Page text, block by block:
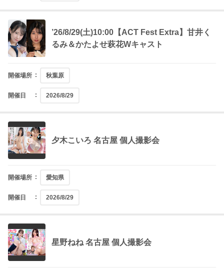
’26/8/29(土)10:00【ACT Fest Extra】甘井く
るみ＆かたよせ萩花Wキャスト
開催場所 秋葉原
開催日 2026/8/29
夕木こいろ 名古屋 個人撮影会
開催場所 愛知県
開催日 2026/8/29
星野ねね 名古屋 個人撮影会